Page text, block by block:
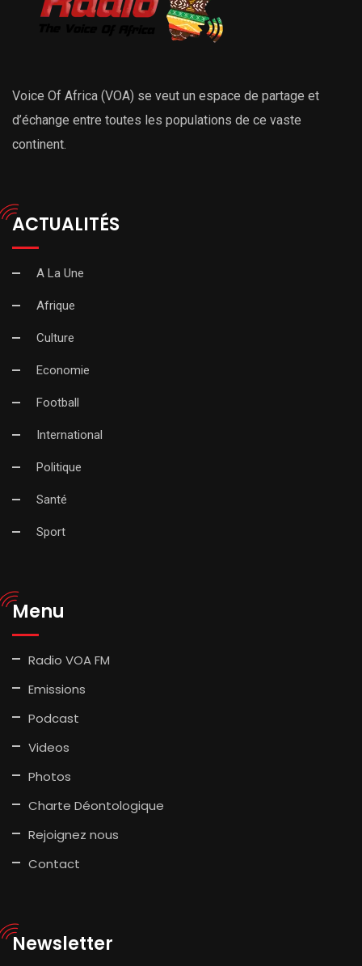
Voice Of Africa (VOA) se veut un espace de partage et
d’échange entre toutes les populations de ce vaste
continent.
ACTUALITÉS
A La Une
Afrique
Culture
Economie
Football
International
Politique
Santé
Sport
Menu
Radio VOA FM
Emissions
Podcast
Videos
Photos
Charte Déontologique
Rejoignez nous
Contact
Newsletter